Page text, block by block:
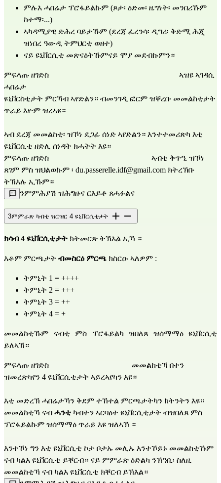
ምሉእ ሓበሬታ ፕሮፋይልኩም (ጾታ፡ ዕድመ፡ ዜግነት፡ መንበሪኹም
ከተማ፡...)
ኣካዳሚያዊ ድሕረ ባይታኹም (ደረጃ ፈረንሳ፡ ዲግሪ፡ ቅድሚ ሕጂ
ዝነበረ ዓውዲ ትምህርቲ ወዘተ)
ናይ ዩኒቨርሲቲ መጽናዕትኹምናይ ሞያ መደብኩምን።
ምፍላጡ ዘገድስ                                                                  ኣዝዩ ኣገዳሲ
ሓበሬታ
ዩኒቨርስቲታት ምርኻብ ኣየድልን። ብመንገዲ ፎርም ዝቐረቡ መመልከቲታት
ጥራይ እዮም ዝረኣዩ።
ኣብ ደረጃ መመልከቲ፡ ዝኾነ ደጋፊ ሰነድ ኣየድልን። እንተተመሪጽካ እቲ
ዩኒቨርሲቲ ዘድሊ ሰነዳት ክሓትት እዩ።
ምፍላጡ ዘገድስ                                                    ኣብቲ ቅጥዒ ዝኾነ
ጸገም ምስ ዝህልወኩም ፡ du.passerelle.idf@gmail.com ክትረኽቡ
ትኽእሉ ኢኹም።
ንምምሕያሽ ዝሕግዙና ርእይቶ ጸሓፉልና
3ምምራጽ ካብቲ ዝርዝር 4 ዩኒቨርሲቲታት
ክሳብ 4 ዩኒቨርሲቲታት ክትመርጽ ትኽእል ኢኻ ።
እቶም ምርጫታት ብመስርዕ ምርጫ ክስርዑ ኣለዎም :
ትምኒት 1 = ++++
ትምኒት 2 = +++
ትምኒት 3 = ++
ትምኒት 4 = +
መመልከቲኹም ናብቲ ምስ ፕሮፋይልካ ዝበለጸ ዝሰማማዕ ዩኒቨርሲቲ
ይለኣኽ።
ምፍላጡ ዘገድስ                                          መመልከቲኻ በተን
ዝመረጽካየን 4 ዩኒቨርሲቲታት ኣይረኣየካን እዩ።
እቲ መድረኽ ሓበሬታኻን ቅደም ተኸተል ምርጫታትካን ክትንትን እዩ።
መመልከቲኻ ናብ ሓንቲ ካብተን ኣርባዕተ ዩኒቨርሲቲታት ብዝበለጸ ምስ
ፕሮፋይልኩም ዝሰማማዕ ጥራይ እዩ ዝለኣኽ ።
እንተኾነ ግን እቲ ዩኒቨርሲቲ ኮታ ቦታኡ መሊኡ እንተኾይኑ መመልከቲኹም
ናብ ካልእ ዩኒቨርሲቲ ይቐርብ። ናይ ምምራጽ ዕድልካ ንኽዓቢ፡ ስለዚ
መመልከቲኻ ናብ ካልእ ዩኒቨርሲቲ ክቐርብ ይኽእል።